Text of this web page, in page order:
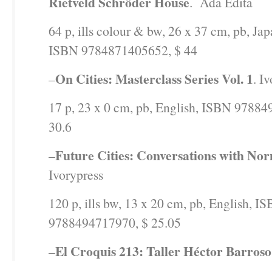
64 p, ills colour & bw, 26 x 37 cm, pb,
ISBN 9784871405652, $ 44
–On Cities: Masterclass Series Vol. 1.
17 p, 23 x 0 cm, pb, English, ISBN
30.6
–Future Cities: Conversations with
Ivorypress
120 p, ills bw, 13 x 20 cm, pb, English,
9788494717970, $ 25.05
–El Croquis 213: Taller Héctor